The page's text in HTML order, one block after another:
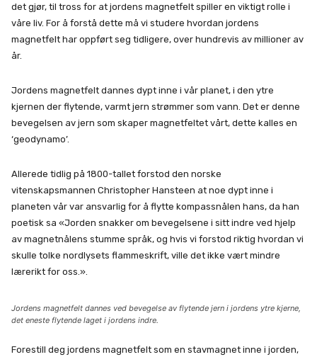
det gjør, til tross for at jordens magnetfelt spiller en viktigt rolle i
våre liv. For å forstå dette må vi studere hvordan jordens
magnetfelt har oppført seg tidligere, over hundrevis av millioner av
år.
Jordens magnetfelt dannes dypt inne i vår planet, i den ytre
kjernen der flytende, varmt jern strømmer som vann. Det er denne
bevegelsen av jern som skaper magnetfeltet vårt, dette kalles en
‘geodynamo’.
Allerede tidlig på 1800-tallet forstod den norske
vitenskapsmannen Christopher Hansteen at noe dypt inne i
planeten vår var ansvarlig for å flytte kompassnålen hans, da han
poetisk sa «Jorden snakker om bevegelsene i sitt indre ved hjelp
av magnetnålens stumme språk, og hvis vi forstod riktig hvordan vi
skulle tolke nordlysets flammeskrift, ville det ikke vært mindre
lærerikt for oss.».
Jordens magnetfelt dannes ved bevegelse av flytende jern i jordens ytre kjerne,
det eneste flytende laget i jordens indre.
Forestill deg jordens magnetfelt som en stavmagnet inne i jorden,